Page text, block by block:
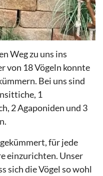
Weg zu uns ins
von 18 Vögeln konnte
Bei uns sind
1
2 Agaponiden und 3
für jede
einzurichten. Unser
sich die Vögel so wohl